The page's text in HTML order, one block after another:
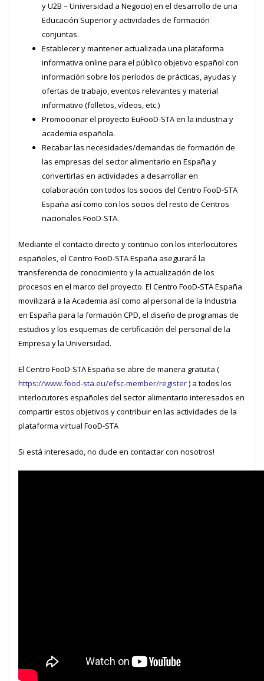
y U2B – Universidad a Negocio) en el desarrollo de una
Educación Superior y actividades de formación
conjuntas.
Establecer y mantener actualizada una plataforma
informativa online para el público objetivo español con
información sobre los períodos de prácticas, ayudas y
ofertas de trabajo, eventos relevantes y material
informativo (folletos, vídeos, etc.)
Promocionar el proyecto EuFooD-STA en la industria y
academia española.
Recabar las necesidades/demandas de formación de
las empresas del sector alimentario en España y
convertirlas en actividades a desarrollar en
colaboración con todos los socios del Centro FooD-STA
España así como con los socios del resto de Centros
nacionales FooD-STA.
Mediante el contacto directo y continuo con los interlocutores
españoles, el Centro FooD-STA España asegurará la
transferencia de conocimiento y la actualización de los
procesos en el marco del proyecto. El Centro FooD-STA España
movilizará a la Academia así como al personal de la Industria
en España para la formación CPD, el diseño de programas de
estudios y los esquemas de certificación del personal de la
Empresa y la Universidad.
El Centro FooD-STA España se abre de manera gratuita (
https://www.food-sta.eu/efsc-member/register) a todos los
interlocutores españoles del sector alimentario interesados en
compartir estos objetivos y contribuir en las actividades de la
plataforma virtual FooD-STA
Si está interesado, no dude en contactar con nosotros!